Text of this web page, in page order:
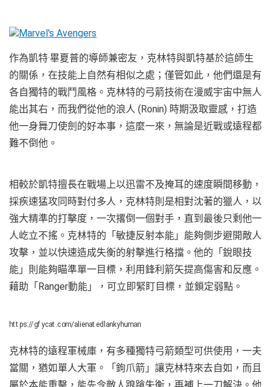
作為凱特·畢夏普的導師兼密友，克林特與凱特基於這師生
的關係，在技能上自然有相似之處；僅管如此，他們還是有
各自獨特的戰鬥風格。克林特的弓箭技術在漫威宇宙中無人
能出其右，而我們從他的浪人 (Ronin) 時期汲取靈感，打造
他一身舞刀使劍的好本事，這麼一來，無論是近戰或遠程都
難不倒他。
相較於凱特擅長在戰場上以迅雷不及掩耳的速度瞬間移動，
採疾速猛攻同時對付多人，克林特則是相對沈著的獵人，以
強大精準的打擊度，一次撂倒一個對手，直到最後只剩他一
人屹立不搖。克林特的「敏捷反射本能」能夠側步避開敵人
攻擊，並以快速造成失衡的射擊進行格擋。他的「銳眼技
能」則能夠瞄準單一目標，利用鋒利箭矢提高傷害和反應。
藉助「Ranger動能」，可立即緊盯目標，並鎖定弱點。
https://gfycat.com/alienatedlankyhuman
克林特的遠程軍械庫，有多種獨特弓箭類型可供使用，一夫
當關，猶如單人大軍。「鉤爪箭」讓克林特來去自如，而且